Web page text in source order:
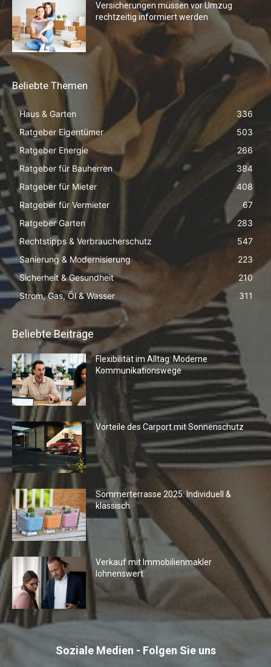
Versicherungen müssen vor Umzug
rechtzeitig informiert werden
Beliebte Themen
Haus & Garten
336
Ratgeber Eigentümer
503
Ratgeber Energie
266
Ratgeber für Bauherren
384
Ratgeber für Mieter
408
Ratgeber für Vermieter
67
Ratgeber Garten
283
Rechtstipps & Verbraucherschutz
547
Sanierung & Modernisierung
223
Sicherheit & Gesundheit
210
Strom, Gas, Öl & Wasser
311
Beliebte Beiträge
Flexibilität im Alltag: Moderne
Kommunikationswege
Vorteile des Carport mit Sonnenschutz
Sommerterrasse 2025: Individuell &
klassisch
Verkauf mit Immobilienmakler
lohnenswert
Soziale Medien - Folgen Sie uns